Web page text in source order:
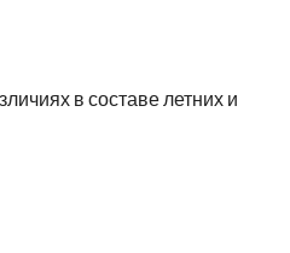
в составе летних и